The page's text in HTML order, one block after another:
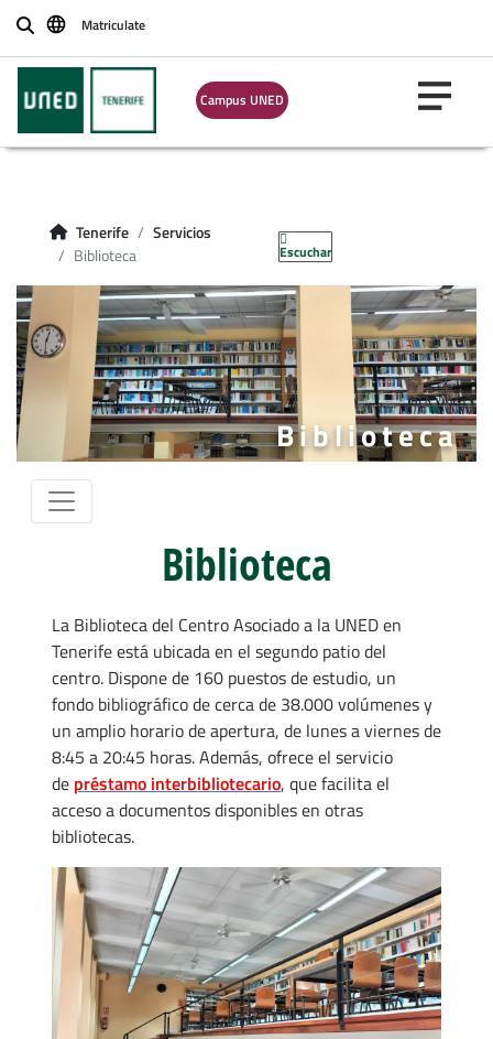
BuscarMatriculate
Campus UNED
Tenerife
Servicios
Biblioteca
Escuchar
Biblioteca
Biblioteca
La Biblioteca del Centro Asociado a la UNED en
Tenerife está ubicada en el segundo patio del
centro. Dispone de 160 puestos de estudio, un
fondo bibliográfico de cerca de 38.000 volúmenes y
un amplio horario de apertura, de lunes a viernes de
8:45 a 20:45 horas. Además, ofrece el servicio
de préstamo interbibliotecario, que facilita el
acceso a documentos disponibles en otras
bibliotecas.